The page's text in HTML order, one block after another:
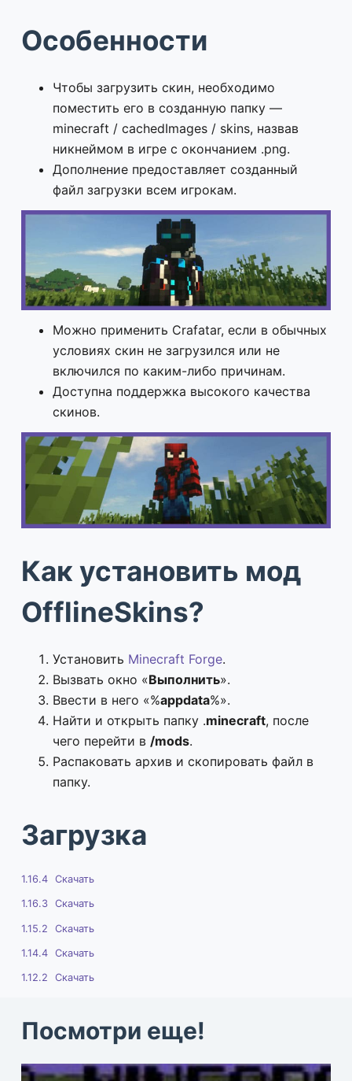
Особенности
Чтобы загрузить скин, необходимо
поместить его в созданную папку —
minecraft / cachedImages / skins, назвав
никнеймом в игре с окончанием .png.
Дополнение предоставляет созданный
файл загрузки всем игрокам.
Можно применить Crafatar, если в обычных
условиях скин не загрузился или не
включился по каким-либо причинам.
Доступна поддержка высокого качества
скинов.
Как установить мод
OfflineSkins?
Установить Minecraft Forge.
Вызвать окно «Выполнить».
Ввести в него «%appdata%».
Найти и открыть папку .minecraft, после
чего перейти в /mods.
Распаковать архив и скопировать файл в
папку.
Загрузка
1.16.4 Скачать
1.16.3 Скачать
1.15.2 Скачать
1.14.4 Скачать
1.12.2 Скачать
Посмотри еще!